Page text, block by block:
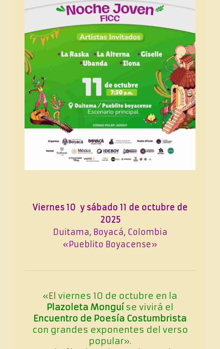
Viernes 10 y sábado 11 de octubre de
2025
Duitama, Boyacá, Colombia
«Pueblito Boyacense»
«El viernes 10 de octubre en la
Plazoleta Monguí se vivirá el
Encuentro de Poesía Costumbrista
con grandes exponentes del verso
popular».